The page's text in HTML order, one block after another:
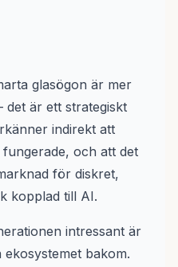
glasögon är mer
det är ett strategiskt
indirekt att
och att det
för diskret,
kopplad till AI.
intressant är
bakom.